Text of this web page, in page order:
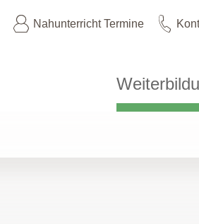
Nahunterricht Termine